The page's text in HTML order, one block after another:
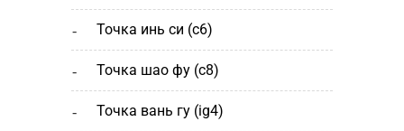
точка инь си (c6)
точка шао фу (c8)
точка вань гу (ig4)